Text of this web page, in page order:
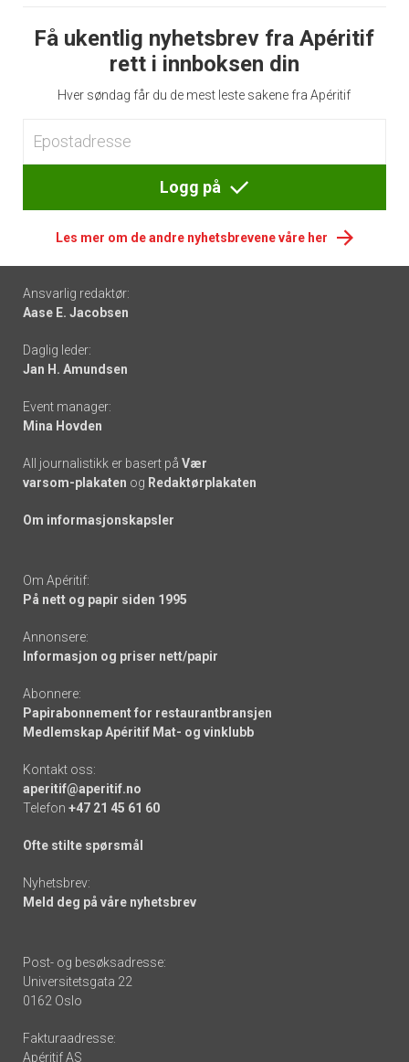
Få ukentlig nyhetsbrev fra Apéritif
rett i innboksen din
Hver søndag får du de mest leste sakene fra Apéritif
Logg på
Les mer om de andre nyhetsbrevene våre her
Footer
-
links
Ansvarlig redaktør:
Aase E. Jacobsen
Daglig leder:
Jan H. Amundsen
Event manager:
Mina Hovden
All journalistikk er basert på Vær
varsom-plakaten og Redaktørplakaten
Om informasjonskapsler
Om Apéritif:
På nett og papir siden 1995
Annonsere:
Informasjon og priser nett/papir
Abonnere:
Papirabonnement for restaurantbransjen
Medlemskap Apéritif Mat- og vinklubb
Kontakt oss:
aperitif@aperitif.no
Telefon +47 21 45 61 60
Ofte stilte spørsmål
Nyhetsbrev:
Meld deg på våre nyhetsbrev
Post- og besøksadresse:
Universitetsgata 22
0162 Oslo
Fakturaadresse:
Apéritif AS